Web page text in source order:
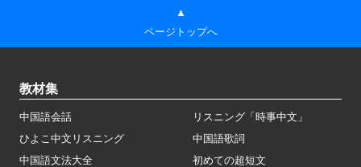
▲
ページトップへ
教材集
中国語会話
リスニング「時事中文」
ひよこ中文リスニング
中国語歌詞
中国語文法大全
初めての超短文